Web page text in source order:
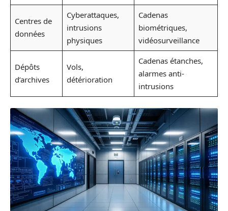
Centres de
données
Cyberattaques,
intrusions
physiques
Cadenas
biométriques,
vidéosurveillance
Dépôts
d’archives
Vols,
détérioration
Cadenas étanches,
alarmes anti-
intrusions